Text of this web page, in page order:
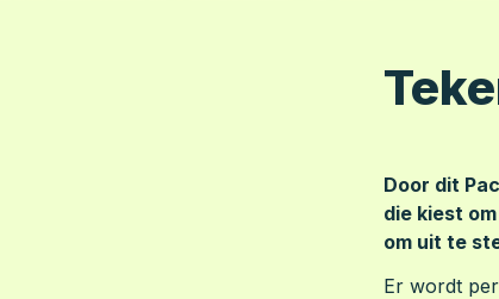
Door dit
die kiest
om uit te
Er wordt